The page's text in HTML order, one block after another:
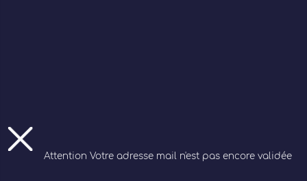
Attention Votre adresse mail n'est pas encore validée